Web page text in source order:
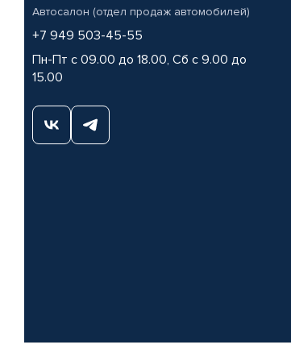
Автосалон (отдел продаж автомобилей)
+7 949 503-45-55
Пн-Пт с 09.00 до 18.00, Сб с 9.00 до
15.00